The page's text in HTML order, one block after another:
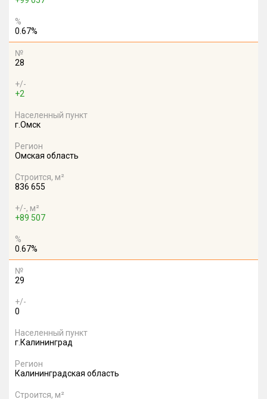
%
0.67%
№
28
+/-
+2
Населенный пункт
г.Омск
Регион
Омская область
Строится, м²
836 655
+/-, м²
+89 507
%
0.67%
№
29
+/-
0
Населенный пункт
г.Калининград
Регион
Калининградская область
Строится, м²